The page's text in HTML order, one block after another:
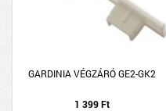
GARDINIA VÉGZÁRÓ GE2-GK2
1 399 Ft